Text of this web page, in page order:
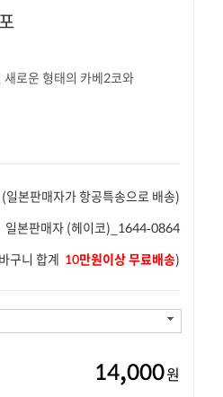
로운 형태의 카베2코와
(일본판매자가 항공특송으로 배송)
일본판매자 (헤이코)_1644-0864
구니 합계 10만원이상 무료배송)
14,000원